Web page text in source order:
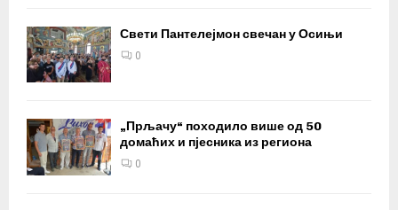
Свети Пантелејмон свечан у Осињи
0
„Прљачу“ походило више од 50
домаћих и пјесника из региона
0